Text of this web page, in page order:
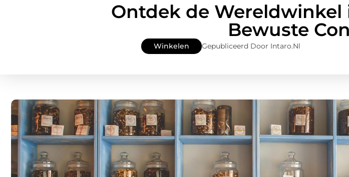
Ontdek de Wereldwinkel
Bewuste
Winkelen Gepubliceerd Door Intaro.nl